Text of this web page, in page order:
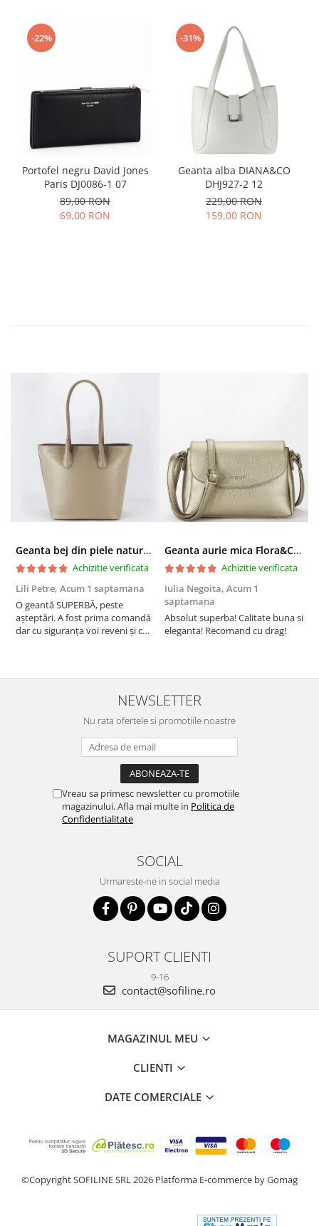
-22%
Portofel negru David Jones
Paris DJ0086-1 07
89,00 RON
69,00 RON
-31%
Geanta alba DIANA&CO
DHJ927-2 12
229,00 RON
159,00 RON
Geanta bej din piele naturala 8966 123
Achizitie verificata
Lili Petre, Acum 1 saptamana
O geantă SUPERBĂ, peste
așteptări. A fost prima comandă
dar cu siguranța voi reveni și cu
doua zi). RECOMAND SOFILINE!!!
Geanta aurie mica Flora&CO Paris H6930 16
Achizitie verificata
Iulia Negoita, Acum 1
saptamana
Absolut superba! Calitate buna si
eleganta! Recomand cu drag!
NEWSLETTER
Nu rata ofertele si promotiile noastre
Vreau sa primesc newsletter cu promotiile
magazinului. Afla mai multe in Politica de
Confidentialitate
SOCIAL
Urmareste-ne in social media
SUPORT CLIENTI
9-16
contact@sofiline.ro
MAGAZINUL MEU
CLIENTI
DATE COMERCIALE
©Copyright SOFILINE SRL 2026 Platforma E-commerce by Gomag